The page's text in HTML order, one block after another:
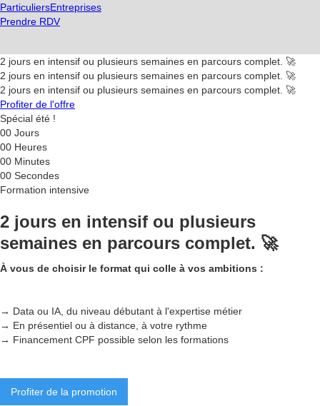
ParticuliersEntreprises
Prendre RDV
2 jours en intensif ou plusieurs semaines en parcours complet. 🚀
2 jours en intensif ou plusieurs semaines en parcours complet. 🚀
2 jours en intensif ou plusieurs semaines en parcours complet. 🚀
Profiter de l'offre
Spécial été !
00 Jours
00 Heures
00 Minutes
00 Secondes
Formation intensive
2 jours en intensif ou plusieurs
semaines en parcours complet. 🚀
À vous de choisir le format qui colle à vos ambitions :
→ Data ou IA, du niveau débutant à l'expertise métier
→ En présentiel ou à distance, à votre rythme
→ Financement CPF possible selon les formations
Profiter de la promotion